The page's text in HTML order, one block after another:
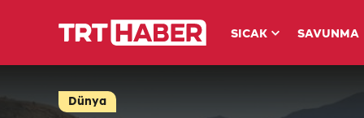
SICAK SAVUNMA
Dünya